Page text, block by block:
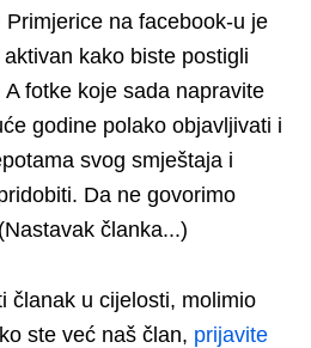
na facebook-u je
kako biste postigli
fotke koje sada napravite
godine polako objavljivati i
svog smještaja i
Da ne govorimo
članka...)
članak u cijelosti, molimio
ste već naš član, prijavite